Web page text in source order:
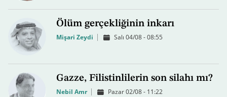
Ölüm gerçekliğinin inkarı
Mişari Zeydi Salı 04/08 - 08:55
Gazze, Filistinlilerin son silahı mı?
Nebil Amr Pazar 02/08 - 11:22